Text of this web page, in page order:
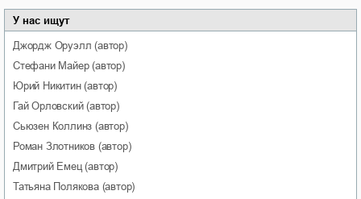
У нас ищут
Джордж Оруэлл (автор)
Стефани Майер(автор)
Юрий Никитин(автор)
Гай Орловский(автор)
Сьюзен Коллинз (автор)
Роман Злотников (автор)
Дмитрий Емец(автор)
Татьяна Полякова(автор)